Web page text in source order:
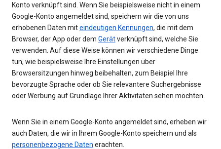
Konto verknüpft sind. Wenn Sie beispielsweise nicht in einem
Google-Konto angemeldet sind, speichern wir die von uns
erhobenen Daten miteindeutigen Kennungen, die mit dem
Browser, der App oder dem Gerätverknüpft sind, welche Sie
verwenden. Auf diese Weise können wir verschiedene Dinge
tun, wie beispielsweise Ihre Einstellungen über
Browsersitzungen hinweg beibehalten, zum Beispiel Ihre
bevorzugte Sprache oder ob Sie relevantere Suchergebnisse
oder Werbung auf Grundlage Ihrer Aktivitäten sehen möchten.
Wenn Sie in einem Google-Konto angemeldet sind, erheben wir
auch Daten, die wir in Ihrem Google-Konto speichern und als
personenbezogene Daten erachten.